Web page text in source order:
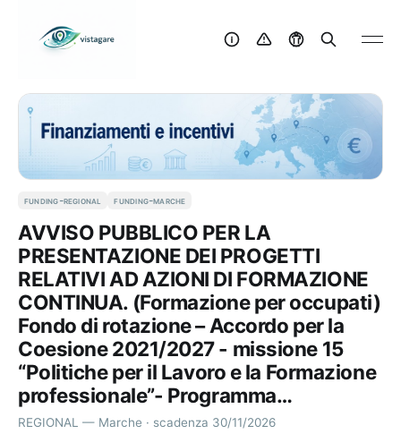
funding-regional funding-marche
AVVISO PUBBLICO PER LA
PRESENTAZIONE DEI PROGETTI
RELATIVI AD AZIONI DI FORMAZIONE
CONTINUA. (Formazione per occupati)
Fondo di rotazione – Accordo per la
Coesione 2021/2027 - missione 15
“Politiche per il Lavoro e la Formazione
professionale”- Programma…
REGIONAL — Marche · scadenza 30/11/2026